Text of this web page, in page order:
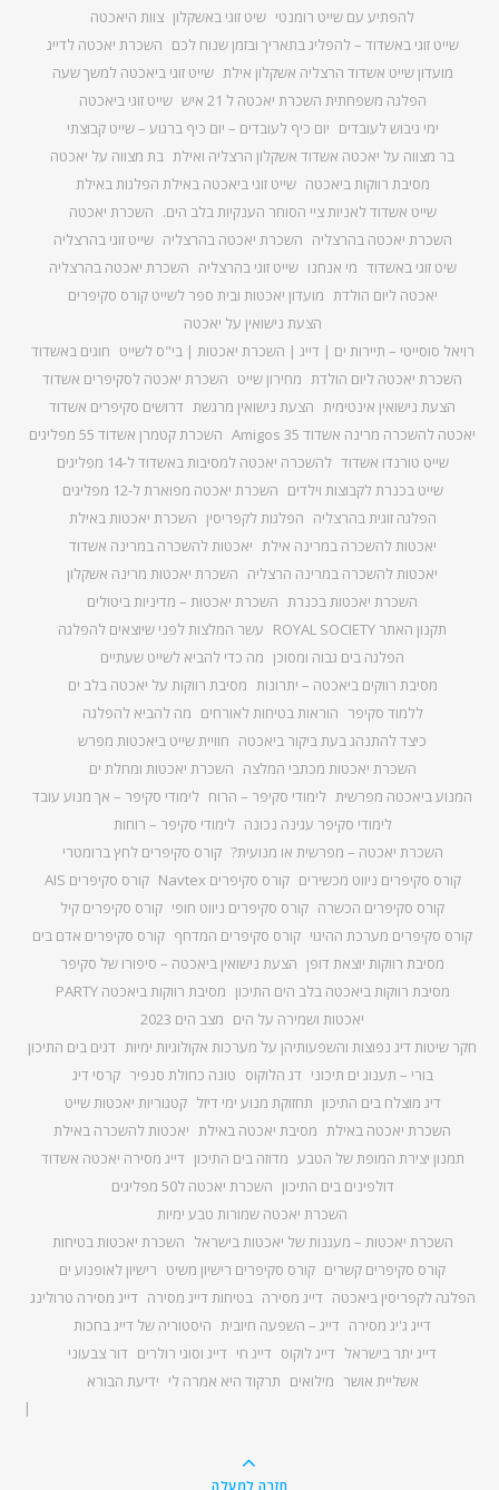
להפתיע עם שייט רומנטי שיט זוגי באשקלון צוות היאכטה
שייט זוגי באשדוד – להפליג בתאריך ובזמן שנוח לכם השכרת יאכטה לדייג
מועדון שייט אשדוד הרצליה אשקלון אילת שייט זוגי ביאכטה למשך שעה
הפלגה משפחתית השכרת יאכטה ל 21 איש
שייט זוגי ביאכטה
ימי גיבוש לעובדים יום כיף לעובדים – יום כיף ברגוע – שייט קבוצתי
בר מצווה על יאכטה אשדוד אשקלון הרצליה ואילת בת מצווה על יאכטה
מסיבת רווקות ביאכטה שייט זוגי ביאכטה באילת הפלגות באילת
שייט אשדוד לאניות ציי הסוחר הענקיות בלב הים. השכרת יאכטה
השכרת יאכטה בהרצליה השכרת יאכטה בהרצליה שייט זוגי בהרצליה
שיט זוגי באשדוד מי אנחנו שייט זוגי בהרצליה השכרת יאכטה בהרצליה
יאכטה ליום הולדת מועדון יאכטות ובית ספר לשייט קורס סקיפרים
הצעת נישואין על יאכטה
רויאל סוסייטי – תיירות ים | דייג | השכרת יאכטות | בי"ס לשייט חוגים באשדוד
השכרת יאכטה ליום הולדת מחירון שייט השכרת יאכטה לסקיפרים אשדוד
הצעת נישואין אינטימית הצעת נישואין מרגשת דרושים סקיפרים אשדוד
יאכטה להשכרה מרינה אשדוד Amigos 35
השכרת קטמרן אשדוד 55 מפליגים
שייט טורנדו אשדוד להשכרה יאכטה למסיבות באשדוד ל-14 מפליגים
שייט בכנרת לקבוצות וילדים השכרת יאכטה מפוארת ל-12 מפליגים
הפלגה זוגית בהרצליה הפלגות לקפריסין השכרת יאכטות באילת
יאכטות להשכרה במרינה אילת יאכטות להשכרה במרינה אשדוד
יאכטות להשכרה במרינה הרצליה השכרת יאכטות מרינה אשקלון
השכרת יאכטות בכנרת השכרת יאכטות – מדיניות ביטולים
תקנון האתר ROYAL SOCIETY
עשר המלצות לפני שיוצאים להפלגה
הפלגה בים גבוה ומסוכן מה כדי להביא לשייט שעתיים
מסיבת רווקים ביאכטה – יתרונות מסיבת רווקות על יאכטה בלב ים
ללמוד סקיפר הוראות בטיחות לאורחים מה להביא להפלגה
כיצד להתנהג בעת ביקור ביאכטה חוויית שייט ביאכטות מפרש
השכרת יאכטות מכתבי המלצה השכרת יאכטות ומחלת ים
המנוע ביאכטה מפרשית לימודי סקיפר – הרוח לימודי סקיפר – אך מנוע עובד
לימודי סקיפר עגינה נכונה לימודי סקיפר – רוחות
השכרת יאכטה – מפרשית או מנועית? קורס סקיפרים לחץ ברומטרי
קורס סקיפרים ניווט מכשירים קורס סקיפרים Navtex
קורס סקיפרים AIS
קורס סקיפרים הכשרה קורס סקיפרים ניווט חופי קורס סקיפרים קיל
קורס סקיפרים מערכת ההיגוי קורס סקיפרים המדחף קורס סקיפרים אדם בים
מסיבת רווקות יוצאת דופן הצעת נישואין ביאכטה – סיפורו של סקיפר
מסיבת רווקות ביאכטה בלב הים התיכון מסיבת רווקות ביאכטה PARTY
יאכטות ושמירה על הים מצב הים 2023
חקר שיטות דיג נפוצות והשפעותיהן על מערכות אקולוגיות ימיות דגים בים התיכון
בורי – תענוג ים תיכוני דג הלוקוס טונה כחולת סנפיר קרסי דיג
דיג מוצלח בים התיכון תחזוקת מנוע ימי דיזל קטגוריות יאכטות שייט
השכרת יאכטה באילת מסיבת יאכטה באילת יאכטות להשכרה באילת
תמנון יצירת המופת של הטבע מדוזה בים התיכון דייג מסירה יאכטה אשדוד
דולפינים בים התיכון השכרת יאכטה ל50 מפליגים
השכרת יאכטה שמורות טבע ימיות
השכרת יאכטות – מעגנות של יאכטות בישראל השכרת יאכטות בטיחות
קורס סקיפרים קשרים קורס סקיפרים רישיון משיט רישיון לאופנוע ים
הפלגה לקפריסין ביאכטה דייג מסירה בטיחות דייג מסירה דייג מסירה טרולינג
דייג ג'יג מסירה דייג – השפעה חיובית היסטוריה של דייג בחכות
דייג יתר בישראל דייג לוקוס דייג חי דייג וסוגי רולרים דור צבעוני
אשליית אושר מילואים תרקוד היא אמרה לי ידיעת הבורא
חזרה למעלה